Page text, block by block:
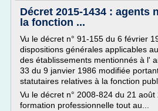
Décret 2015-1434 : agents
la fonction ...
Vu le décret n° 91-155 du 6 février
dispositions générales applicables
des établissements mentionnés à l'
33 du 9 janvier 1986 modifiée
statutaires relatives à la fonction
Vu le décret n° 2008-824 du 21 août
formation professionnelle tout au...